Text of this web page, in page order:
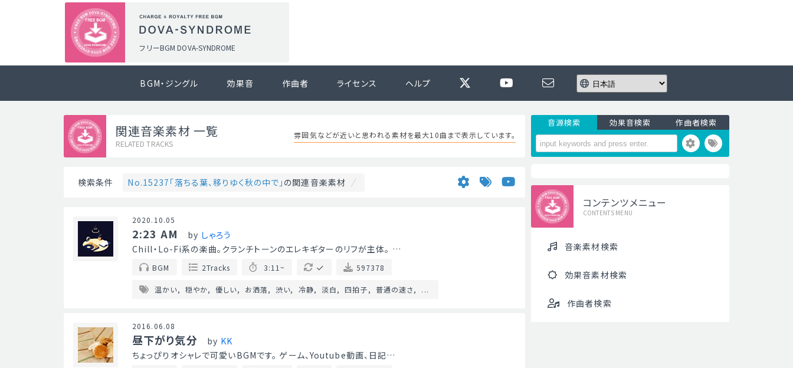
フリーBGM DOVA-SYNDROME
BGM・ジングル 効果音 作曲者 ライセンス ヘルプ
関連音楽素材 一覧
RELATED TRACKS
雰囲気などが近いと思われる素材を最大10曲まで表示しています。
検索条件 No.15237「落ちる葉、移りゆく秋の中で」 の関連音楽素材
2020.10.05
2:23 AM by しゃろう
Chill・Lo-Fi系の楽曲。クランチトーンのエレキギターのリフが主体。 …
BGM 2Tracks 3:11~ 597378
温かい 穏やか 優しい お洒落 渋い 冷静 淡白 四拍子 普通の速さ ...
2016.06.08
昼下がり気分 by KK
ちょっぴりオシャレで可愛いBGMです。 ゲーム、Youtube動画、日記…
音源検索 効果音検索 作曲者検索
コンテンツメニュー
CONTENTS MENU
音楽素材検索
効果音素材検索
作曲者検索